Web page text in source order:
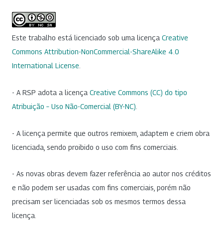
Este trabalho está licenciado sob uma licença Creative
Commons Attribution-NonCommercial-ShareAlike 4.0
International License.
- A RSP adota a licença Creative Commons (CC) do tipo
Atribuição – Uso Não-Comercial (BY-NC)
- A licença permite que outros remixem, adaptem e criem obra
licenciada, sendo proibido o uso com fins comerciais.
- As novas obras devem fazer referência ao autor nos créditos
e não podem ser usadas com fins comerciais, porém não
precisam ser licenciadas sob os mesmos termos dessa
licença.